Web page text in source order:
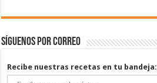
Síguenos por correo
Recibe nuestras recetas en tu bandeja: